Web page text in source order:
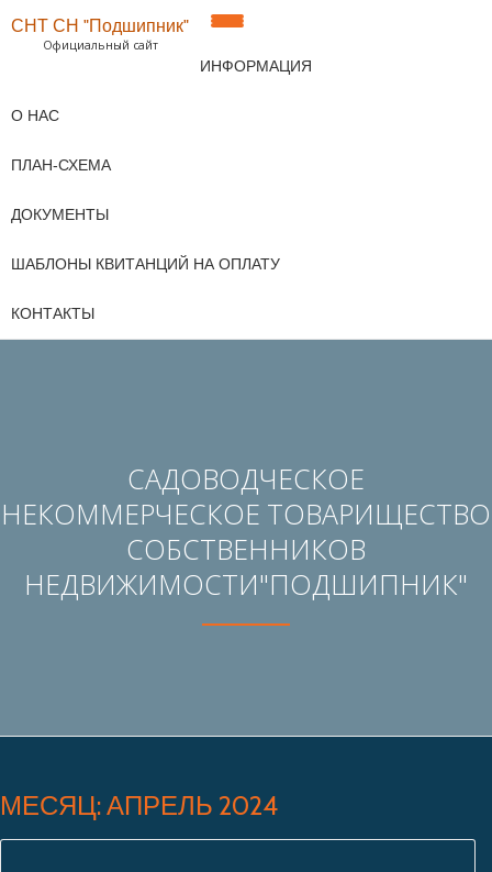
Перейти
ПОКАЗАТЬ/
СНТ СН "Подшипник"
Официальный сайт
ИНФОРМАЦИЯ
О НАС
ПЛАН-СХЕМА
ДОКУМЕНТЫ
ШАБЛОНЫ КВИТАНЦИЙ НА ОПЛАТУ
КОНТАКТЫ
САДОВОДЧЕСКОЕ
НЕКОММЕРЧЕСКОЕ ТОВАРИЩЕСТВО
СОБСТВЕННИКОВ
НЕДВИЖИМОСТИ"ПОДШИПНИК"
МЕСЯЦ: АПРЕЛЬ 2024